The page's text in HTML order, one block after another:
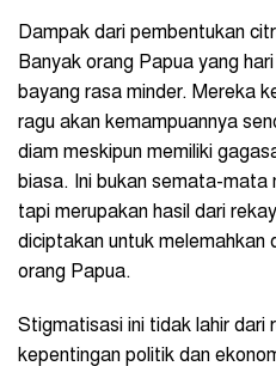
Dampak dari pembentukan
Banyak orang Papua yang
bayang rasa minder. Mereka
ragu akan kemampuannya
diam meskipun memiliki
biasa. Ini bukan semata-mata
tapi merupakan hasil dari
diciptakan untuk melemahkan
orang Papua.
Stigmatisasi ini tidak lahir dari
kepentingan politik dan